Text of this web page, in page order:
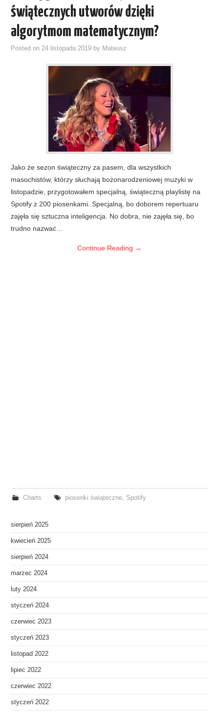
świątecznych utworów dzięki
algorytmom matematycznym?
Posted on24 listopada 2019 by Mateusz
Jako że sezon świąteczny za pasem, dla wszystkich
masochistów, którzy słuchają bożonarodzeniowej muzyki w
listopadzie, przygotowałem specjalną, świąteczną playlistę na
Spotify z 200 piosenkami. Specjalną, bo doborem repertuaru
zajęła się sztuczna inteligencja. No dobra, nie zajęła się, bo
trudno nazwać…
Continue Reading →
Charts piosenki świąteczne, Spotify
sierpień 2025
kwiecień 2025
sierpień 2024
marzec 2024
luty 2024
styczeń 2024
czerwiec 2023
styczeń 2023
listopad 2022
lipiec 2022
czerwiec 2022
styczeń 2022